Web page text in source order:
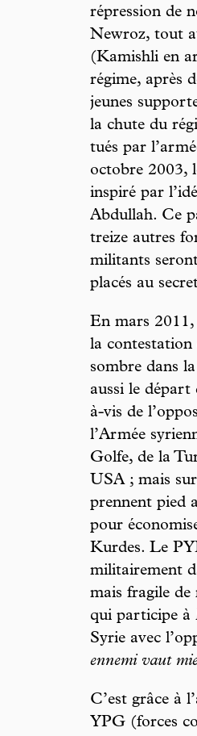
répression de
Newroz, tout
(Kamishli en
régime, après
jeunes
la chute du
tués par
octobre 2003,
inspiré par
Abdullah. Ce
treize autres
militants
placés au
En mars 2011,
la contestation
sombre dans
aussi le
à-vis de
l’Armée
Golfe, de la
USA ; mais
prennent pied
pour
Kurdes. Le
militairement
mais fragile de
qui participe à
Syrie avec
ennemi vaut
C’est grâce à
YPG (forces